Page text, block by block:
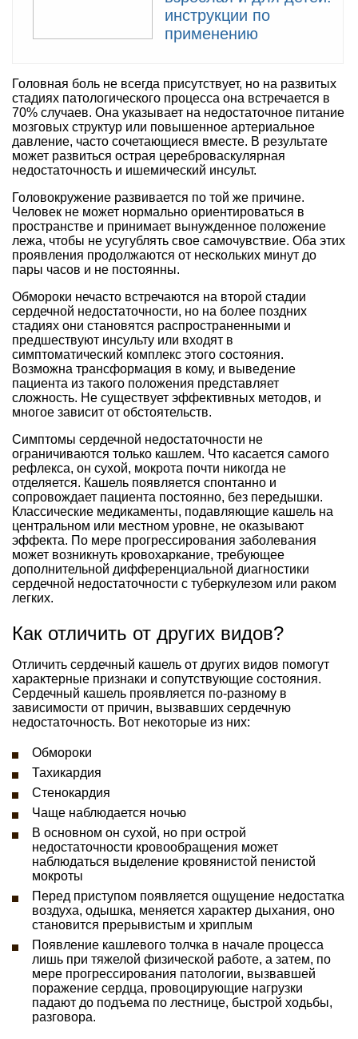
инструкции по
применению
Головная боль не всегда присутствует, но на развитых
стадиях патологического процесса она встречается в
70% случаев. Она указывает на недостаточное питание
мозговых структур или повышенное артериальное
давление, часто сочетающиеся вместе. В результате
может развиться острая цереброваскулярная
недостаточность и ишемический инсульт.
Головокружение развивается по той же причине.
Человек не может нормально ориентироваться в
пространстве и принимает вынужденное положение
лежа, чтобы не усугублять свое самочувствие. Оба этих
проявления продолжаются от нескольких минут до
пары часов и не постоянны.
Обмороки нечасто встречаются на второй стадии
сердечной недостаточности, но на более поздних
стадиях они становятся распространенными и
предшествуют инсульту или входят в
симптоматический комплекс этого состояния.
Возможна трансформация в кому, и выведение
пациента из такого положения представляет
сложность. Не существует эффективных методов, и
многое зависит от обстоятельств.
Симптомы сердечной недостаточности не
ограничиваются только кашлем. Что касается самого
рефлекса, он сухой, мокрота почти никогда не
отделяется. Кашель появляется спонтанно и
сопровождает пациента постоянно, без передышки.
Классические медикаменты, подавляющие кашель на
центральном или местном уровне, не оказывают
эффекта. По мере прогрессирования заболевания
может возникнуть кровохаркание, требующее
дополнительной дифференциальной диагностики
сердечной недостаточности с туберкулезом или раком
легких.
Как отличить от других видов?
Отличить сердечный кашель от других видов помогут
характерные признаки и сопутствующие состояния.
Сердечный кашель проявляется по-разному в
зависимости от причин, вызвавших сердечную
недостаточность. Вот некоторые из них:
Обмороки
Тахикардия
Стенокардия
Чаще наблюдается ночью
В основном он сухой, но при острой
недостаточности кровообращения может
наблюдаться выделение кровянистой пенистой
мокроты
Перед приступом появляется ощущение недостатка
воздуха, одышка, меняется характер дыхания, оно
становится прерывистым и хриплым
Появление кашлевого толчка в начале процесса
лишь при тяжелой физической работе, а затем, по
мере прогрессирования патологии, вызвавшей
поражение сердца, провоцирующие нагрузки
падают до подъема по лестнице, быстрой ходьбы,
разговора.